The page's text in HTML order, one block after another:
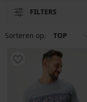
FILTERS
Sorteren op: TOP